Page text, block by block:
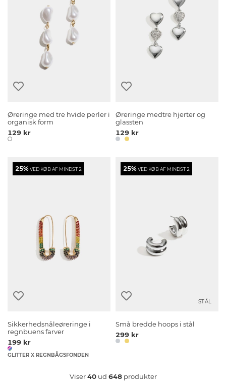
Øreringe med tre hvide perler i
organisk form
129 kr
Øreringe medtre hjerter og
glassten
129 kr
25%VED KØB AF MINDST 2
Sikkerhedsnåleøreringe i
regnbuens farver
199 kr
GLITTER X REGNBÅGSFONDEN
25%VED KØB AF MINDST 2
STÅL
Små bredde hoops i stål
299 kr
Viser40ud 648produkter